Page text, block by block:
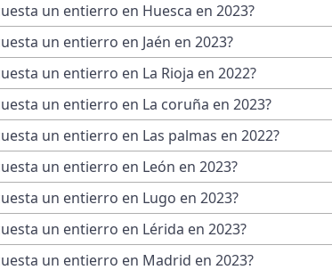
un entierro en Huesca en 2023?
un entierro en Jaén en 2023?
un entierro en La Rioja en 2022?
un entierro en La coruña en 2023?
un entierro en Las palmas en 2022?
un entierro en León en 2023?
un entierro en Lugo en 2023?
un entierro en Lérida en 2023?
un entierro en Madrid en 2023?